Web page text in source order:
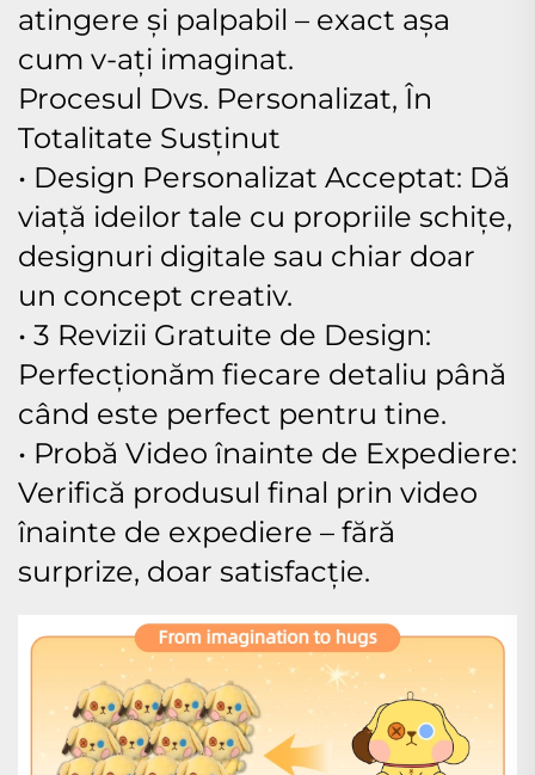
atingere și palpabil – exact așa
cum v-ați imaginat.
Procesul Dvs. Personalizat, În
Totalitate Susținut
• Design Personalizat Acceptat: Dă
viață ideilor tale cu propriile schițe,
designuri digitale sau chiar doar
un concept creativ.
• 3 Revizii Gratuite de Design:
Perfecționăm fiecare detaliu până
când este perfect pentru tine.
• Probă Video înainte de Expediere:
Verifică produsul final prin video
înainte de expediere – fără
surprize, doar satisfacție.